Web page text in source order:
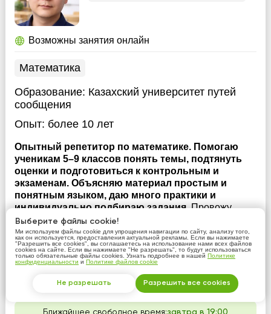
Возможны занятия онлайн
Математика
Образование: Казахский университет путей
сообщения
Опыт: более 10 лет
Опытный репетитор по математике. Помогаю
ученикам 5–9 классов понять темы, подтянуть
оценки и подготовиться к контрольным и
экзаменам. Объясняю материал простым и
понятным языком, даю много практики и
индивидуально подбираю задания.Провожу
индивидуальные занятия по математике для
учеников 5–9 классов. Помогаю разобраться со
школьной программой, устранить пробелы в знаниях
и уверенно решать задачи и примеры. На занятиях
подробно объясняю тему, показываю разные
способы решения и закрепляем материал практикой.
Ближайшее свободное время:завтра в 19:00
Выберите файлы cookie!
Ми используем файлы cookie для упрощения навигации по сайту, анализу того,
как он используется, предоставления актуальной рекламы. Если вы нажимаете
"Разрешить все cookies", вы соглашаетесь на использование нами всех файлов
cookies на сайте. Если вы нажимаете "Не разрешать", то будут использоваться
только обязательные файлы cookies. Узнать подробнее в нашей Политике
конфиденциальности и Политике файлов cookie
Разрешить все cookies
Не разрешать